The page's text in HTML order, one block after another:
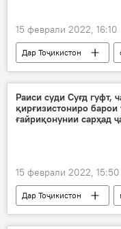
15 феврали 2022, 16:10
Дар Тоҷикистон
кишоварзӣ
Раиси суди Суғд гуфт,
қирғизистониро барои
ғайриқонунии сарҳад
15 феврали 2022, 15:50
Дар Тоҷикистон
Суд
Суғд